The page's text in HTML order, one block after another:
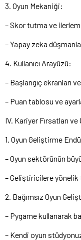
3. Oyun Mekaniği:
– Skor tutma ve
– Yapay zeka
4. Kullanıcı Arayüzü:
– Başlangıç ekranları
– Puan tablosu ve
IV. Kariyer Fırsatları
1. Oyun Geliştirme
– Oyun sektörünün
– Geliştiricilere yönelik
2. Bağımsız Oyun
– Pygame kullanarak
– Kendi oyun